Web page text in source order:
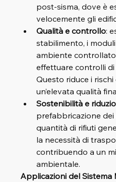
post-sisma, dove è
velocemente gli
Qualità e controllo:
stabilimento, i
ambiente
effettuare controlli
Questo riduce i
un’elevata qualità
Sostenibilità e
prefabbricazione dei
quantità di rifiuti
la necessità di
contribuendo a un
ambientale.
Applicazioni del Sistema